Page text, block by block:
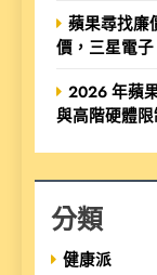
蘋果尋找廉
價，三星電
2026 年蘋
與高階硬體
分類
健康派